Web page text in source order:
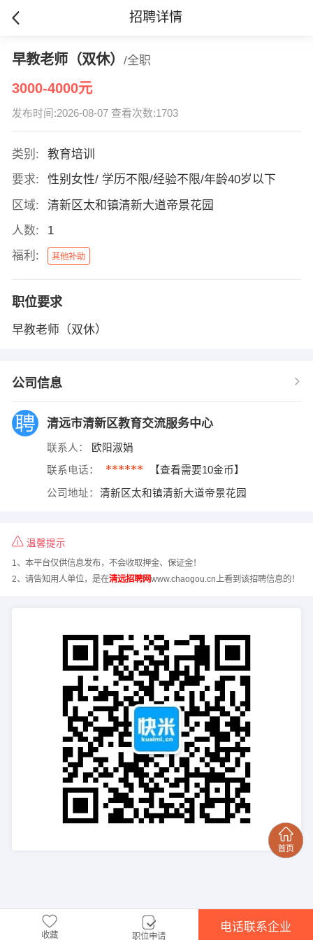
招聘详情
早教老师（双休） /全职
3000-4000元
发布时间:2026-08-07 查看次数:1703
类别:
教育培训
要求:
性别女性/ 学历不限/经验不限/年龄40岁以下
区域:
清新区太和镇清新大道帝景花园
人数:
1
福利:
其他补助
职位要求
早教老师（双休）
公司信息
清远市清新区教育交流服务中心
联系人： 欧阳淑娟
联系电话： ****** 【查看需要10金币】
公司地址： 清新区太和镇清新大道帝景花园
温馨提示
1、本平台仅供信息发布，不会收取押金、保证金！
2、请告知用人单位，是在清远招聘网www.chaogou.cn上看到该招聘信息的！
收藏 职位申请
电话联系企业